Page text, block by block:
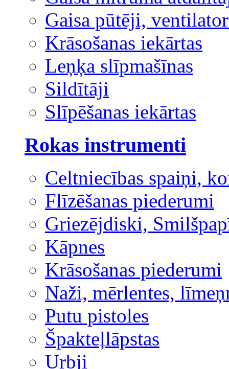
Gaisa pūtēji,
Krāsošanas iekārtas
Leņķa slīpmašīnas
Sildītāji
Slīpēšanas iekārtas
Rokas instrumenti
Celtniecības spaiņi,
Flīzēšanas piederumi
Griezējdiski,
Kāpnes
Krāsošanas piederumi
Naži, mērlentes,
Putu pistoles
Špakteļlāpstas
Urbji